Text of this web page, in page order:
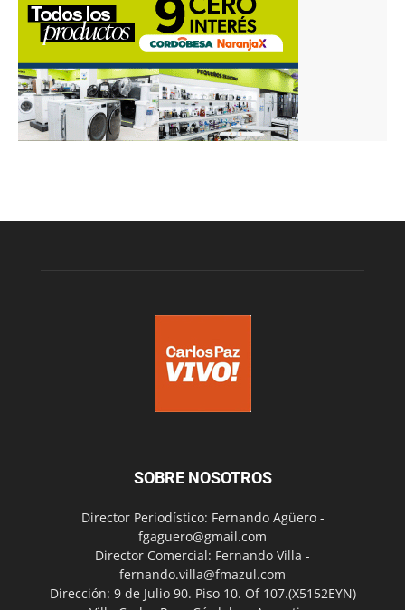
SOBRE NOSOTROS
Director Periodístico: Fernando Agüero -
fgaguero@gmail.com
Director Comercial: Fernando Villa -
fernando.villa@fmazul.com
Dirección: 9 de Julio 90. Piso 10. Of 107.(X5152EYN)